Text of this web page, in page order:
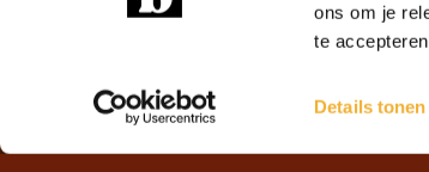
ons om je
te
Details tonen